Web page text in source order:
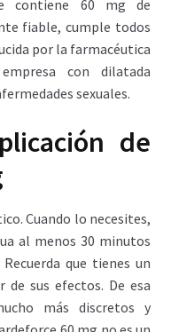
contiene 60 mg de
fiable, cumple todos
por la farmacéutica
con dilatada
sexuales.
de
Cuando lo necesites,
al menos 30 minutos
que tienes un
sus efectos. De esa
más discretos y